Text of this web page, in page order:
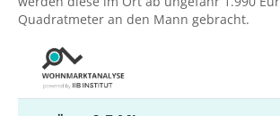
Quadratmeter an den Mann gebracht.